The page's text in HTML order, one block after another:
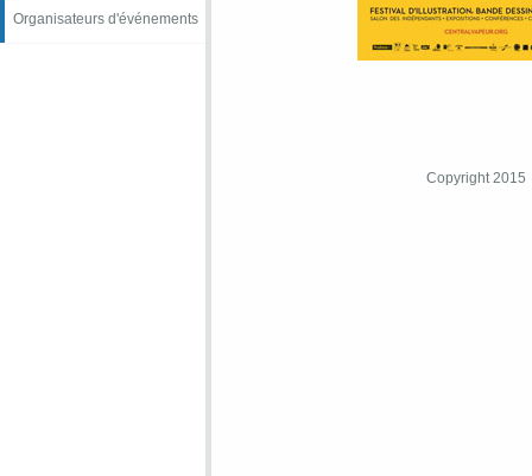
Organisateurs d'événements
Copyright 2015